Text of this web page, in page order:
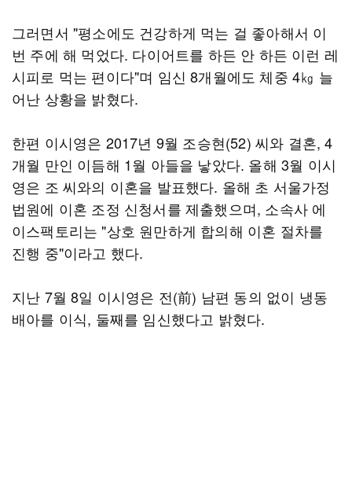
그러면서 "평소에도 건강하게 먹는 걸 좋아해서 이
번 주에 해 먹었다. 다이어트를 하든 안 하든 이런 레
시피로 먹는 편이다"며 임신 8개월에도 체중 4㎏ 늘
어난 상황을 밝혔다.
한편 이시영은 2017년 9월 조승현(52) 씨와 결혼, 4
개월 만인 이듬해 1월 아들을 낳았다. 올해 3월 이시
영은 조 씨와의 이혼을 발표했다. 올해 초 서울가정
법원에 이혼 조정 신청서를 제출했으며, 소속사 에
이스팩토리는 "상호 원만하게 합의해 이혼 절차를
진행 중"이라고 했다.
지난 7월 8일 이시영은 전(前) 남편 동의 없이 냉동
배아를 이식, 둘째를 임신했다고 밝혔다.